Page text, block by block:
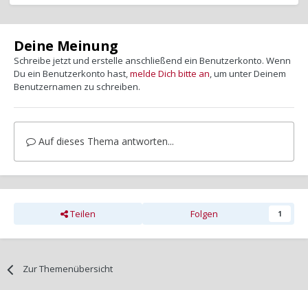
Deine Meinung
Schreibe jetzt und erstelle anschließend ein Benutzerkonto. Wenn
Du ein Benutzerkonto hast,melde Dich bitte an, um unter Deinem
Benutzernamen zu schreiben.
Auf dieses Thema antworten...
Teilen Folgen 1
Zur Themenübersicht